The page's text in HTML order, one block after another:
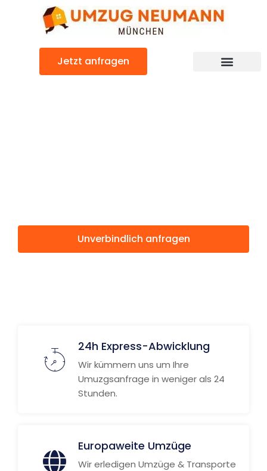
Jetzt anfragen
Unverbindlich anfragen
24h Express-Abwicklung
Wir kümmern uns um Ihre
Umuzgsanfrage in weniger als 24
Stunden.
Europaweite Umzüge
Wir erledigen Umzüge & Transporte